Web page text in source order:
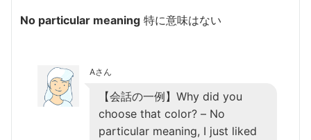
No particular meaning 特に意味はない
Aさん
【会話の一例】Why did you
choose that color? – No
particular meaning, I just liked